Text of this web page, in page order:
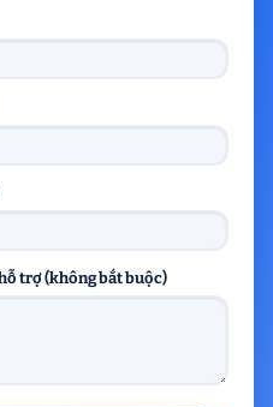
trợ (không bắt buộc)